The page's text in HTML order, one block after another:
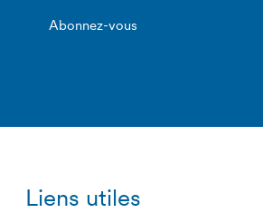
Liens utiles